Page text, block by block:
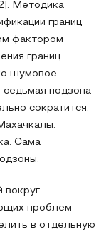
Методика
границ
фактором
границ
шумовое
подзона
сократится.
Сама
вокруг
проблем
в отдельную